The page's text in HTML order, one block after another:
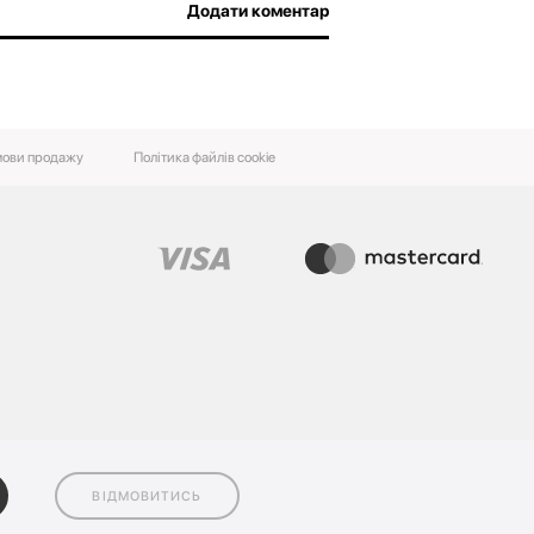
Додати коментар
‌продажу‌ Політика файлів cookie
ВІДМОВИТИСЬ